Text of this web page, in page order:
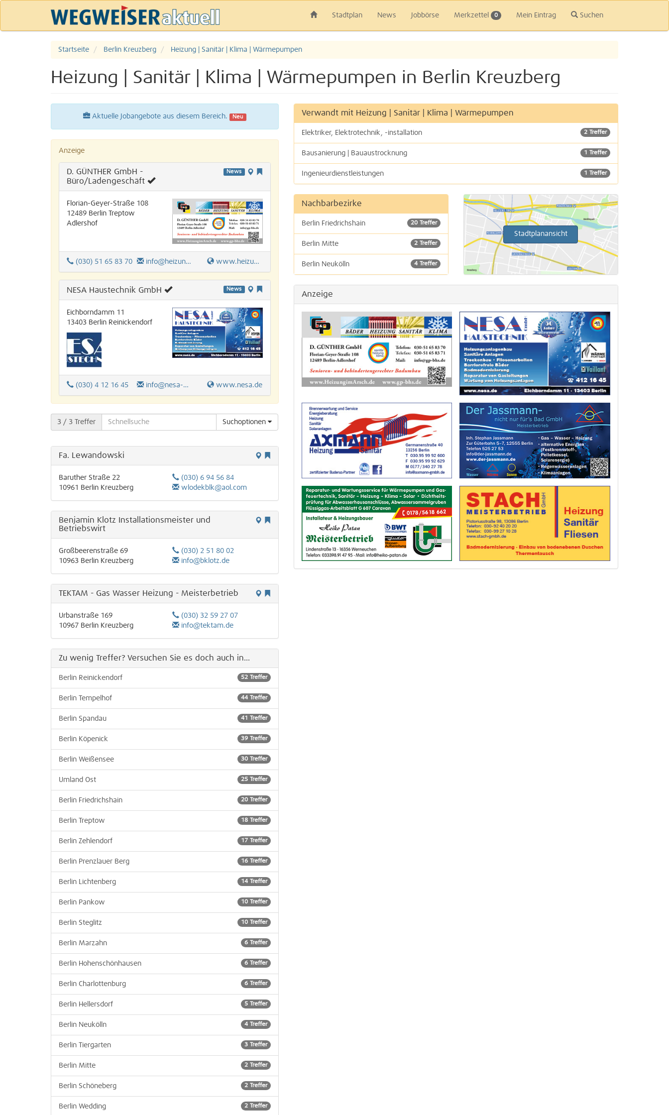
Stadtplan News Jobbörse Merkzettel 0 Mein Eintrag Suchen
Startseite Berlin Kreuzberg Heizung | Sanitär | Klima | Wärmepumpen
Heizung | Sanitär | Klima | Wärmepumpen in Berlin Kreuzberg
Aktuelle Jobangebote aus diesem Bereich. Neu
Anzeige
News
D. GÜNTHER GmbH -
Büro/Ladengeschäft
Florian-Geyer-Straße 108
12489 Berlin
Treptow
Adlershof
(030) 51 65 83 70 info@heizungimarsch.de www.heizungimarsch.de
News
NESA Haustechnik GmbH
Eichborndamm 11
13403 Berlin Reinickendorf
(030) 4 12 16 45 info@nesa-haustechnik.de www.nesa.de
3 / 3 Treffer Suchoptionen
Fa. Lewandowski
Baruther Straße 22
10961 Berlin Kreuzberg
(030) 6 94 56 84
wlodekblk@aol.com
Benjamin Klotz Installationsmeister und
Betriebswirt
Großbeerenstraße 69
10963 Berlin Kreuzberg
(030) 2 51 80 02
info@bklotz.de
TEKTAM - Gas Wasser Heizung - Meisterbetrieb
Urbanstraße 169
10967 Berlin Kreuzberg
(030) 32 59 27 07
info@tektam.de
Zu wenig Treffer? Versuchen Sie es doch auch in...
52 Treffer
Berlin Reinickendorf
44 Treffer
Berlin Tempelhof
41 Treffer
Berlin Spandau
39 Treffer
Berlin Köpenick
30 Treffer
Berlin Weißensee
25 Treffer
Umland Ost
20 Treffer
Berlin Friedrichshain
18 Treffer
Berlin Treptow
17 Treffer
Berlin Zehlendorf
16 Treffer
Berlin Prenzlauer Berg
14 Treffer
Berlin Lichtenberg
10 Treffer
Berlin Pankow
10 Treffer
Berlin Steglitz
6 Treffer
Berlin Marzahn
6 Treffer
Berlin Hohenschönhausen
6 Treffer
Berlin Charlottenburg
5 Treffer
Berlin Hellersdorf
4 Treffer
Berlin Neukölln
3 Treffer
Berlin Tiergarten
2 Treffer
Berlin Mitte
2 Treffer
Berlin Schöneberg
2 Treffer
Berlin Wedding
Verwandt mit Heizung | Sanitär | Klima | Wärmepumpen
2 Treffer
Elektriker, Elektrotechnik, -installation
1 Treffer
Bausanierung | Bauaustrocknung
1 Treffer
Ingenieurdienstleistungen
Nachbarbezirke
20 Treffer
Berlin Friedrichshain
2 Treffer
Berlin Mitte
4 Treffer
Berlin Neukölln
2 Treffer
Berlin Schöneberg
44 Treffer
Berlin Tempelhof
3 Treffer
Berlin Tiergarten
18 Treffer
Berlin Treptow
Stadtplanansicht
Anzeige